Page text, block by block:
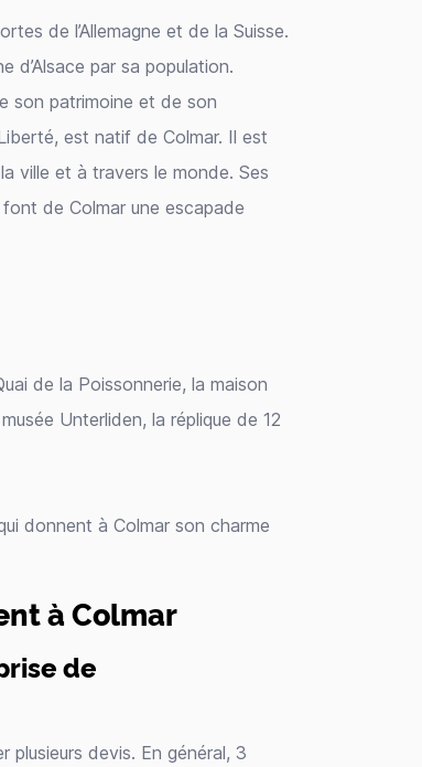
de l’Allemagne et de la Suisse.
d’Alsace par sa population.
son patrimoine et de son
est natif de Colmar. Il est
ville et à travers le monde. Ses
de Colmar une escapade
de la Poissonnerie, la maison
Unterliden, la réplique de 12
donnent à Colmar son charme
à Colmar
de
plusieurs devis. En général, 3